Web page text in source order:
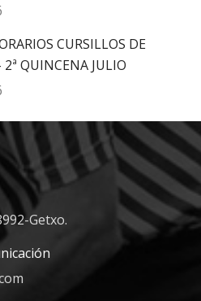
CURSILLOS DE
QUINCENA JULIO
Getxo.